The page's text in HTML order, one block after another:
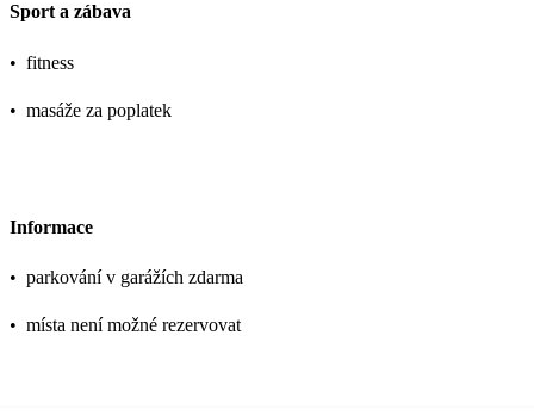
Sport a zábava
• fitness
• masáže za poplatek
Informace
• parkování v garážích zdarma
• místa není možné rezervovat